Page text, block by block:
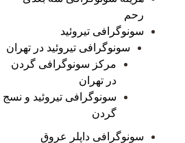
رحم
سونوگرافی تیروئید
سونوگرافی تیروئید در تهران
مرکز سونوگرافی گردن
در تهران
سونوگرافی تیروئید و نسج
گردن
سونوگرافی داپلر عروق